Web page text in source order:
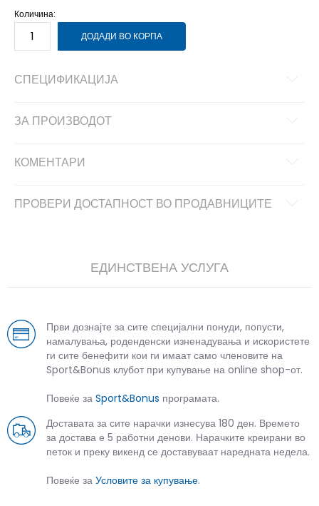
Количина:
ДОДАДИ ВО КОРПА
СПЕЦИФИКАЦИЈА
ЗА ПРОИЗВОДОТ
КОМЕНТАРИ
ПРОВЕРИ ДОСТАПНОСТ ВО ПРОДАВНИЦИТЕ
ЕДИНСТВЕНА УСЛУГА
Први дознајте за сите специјални понуди, попусти,
намалувања, роденденски изненадувања и искористете
ги сите бенефити кои ги имаат само членовите на
Sport&Bonus клубот при купување на online shop-от.
Повеќе за Sport&Bonus програмата.
Доставата за сите нарачки изнесува 180 ден. Времето
за достава е 5 работни денови. Нарачките креирани во
петок и преку викенд се доставуваат наредната недела.
Повеќе за Условите за купување.